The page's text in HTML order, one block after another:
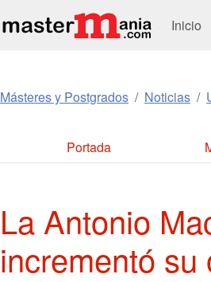
Inicio
Másteres y Postgrados Noticias
Portada
La Antonio
incrementó su